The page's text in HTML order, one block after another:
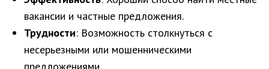
вакансии и частные предложения.
Трудности: Возможность столкнуться с
несерьезными или мошенническими